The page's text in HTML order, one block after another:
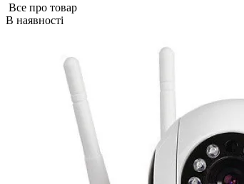
Все про товар
В наявності